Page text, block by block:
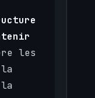
les
la